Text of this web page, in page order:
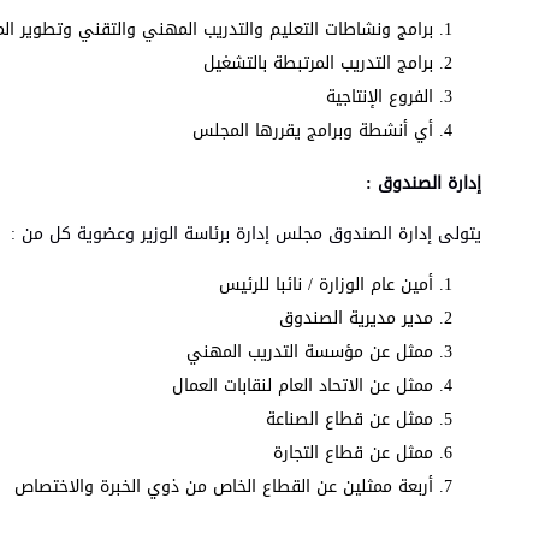
برامج ونشاطات التعليم والتدريب المهني والتقني وتطوير
برامج التدريب المرتبطة بالتشغيل
الفروع الإنتاجية
أي أنشطة وبرامج يقررها المجلس
إدارة الصندوق :
يتولى إدارة الصندوق مجلس إدارة برئاسة الوزير وعضوية كل من :
أمين عام الوزارة / نائبا للرئيس
مدير مديرية الصندوق
ممثل عن مؤسسة التدريب المهني
ممثل عن الاتحاد العام لنقابات العمال
ممثل عن قطاع الصناعة
ممثل عن قطاع التجارة
أربعة ممثلين عن القطاع الخاص من ذوي الخبرة والاختصاص